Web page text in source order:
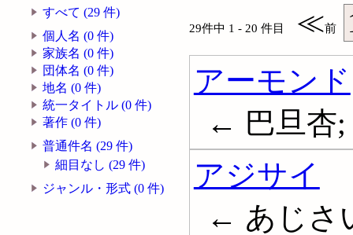
すべて (29 件)
個人名 (0 件)
家族名 (0 件)
団体名 (0 件)
地名 (0 件)
統一タイトル (0 件)
著作 (0 件)
普通件名 (29 件)
細目なし (29 件)
ジャンル・形式 (0 件)
29件中 1 - 20 件目 ≪前
アーモンド
← 巴旦杏;
アジサイ
← あじさ